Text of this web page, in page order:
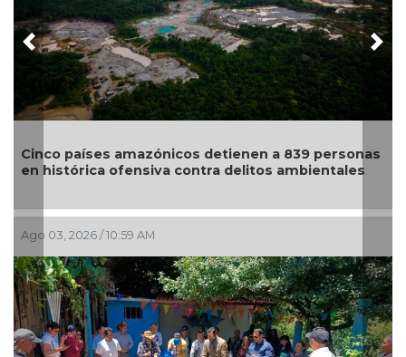
Santuario Apapacho, con diez años de servicio,
suspende actividades debido a la violencia en la
zona de Mazatlán
Jul 28, 2026 / 9:46 AM
Previous